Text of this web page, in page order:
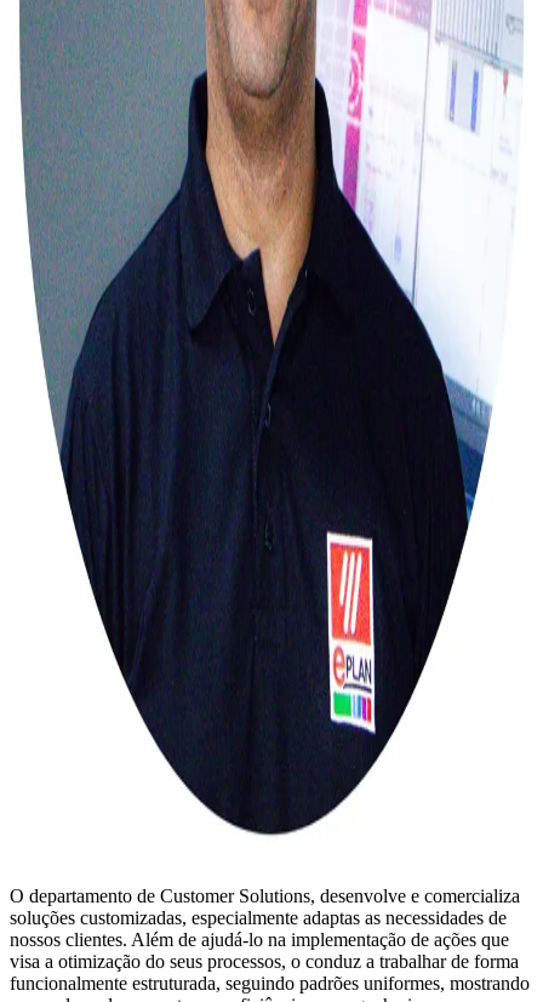
O departamento de Customer Solutions, desenvolve e comercializa
soluções customizadas, especialmente adaptas as necessidades de
nossos clientes. Além de ajudá-lo na implementação de ações que
visa a otimização do seus processos, o conduz a trabalhar de forma
funcionalmente estruturada, seguindo padrões uniformes, mostrando